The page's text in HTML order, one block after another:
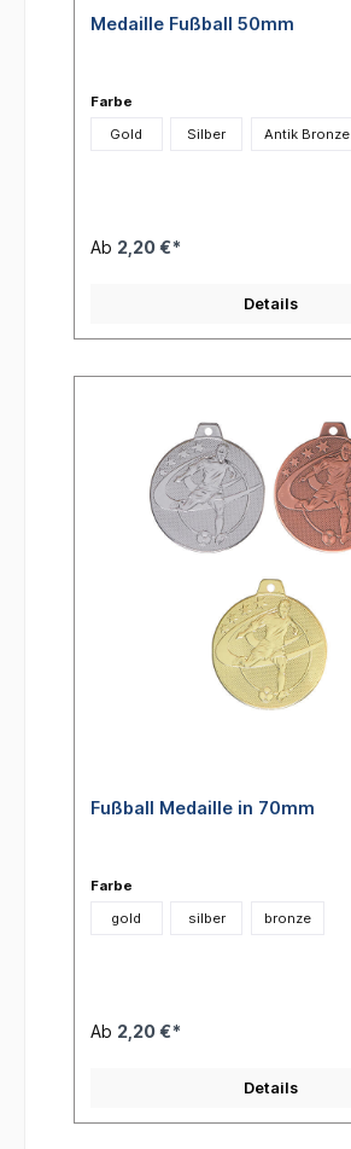
Medaille Fußball 50mm
Farbe
Gold
Silber Antik Bronze
Ab 2,20 €*
Details
Fußball Medaille in 70mm
Farbe
gold
silber bronze
Ab 2,20 €*
Details